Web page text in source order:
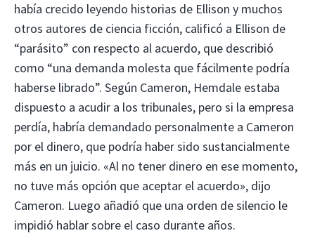
había crecido leyendo historias de Ellison y muchos
otros autores de ciencia ficción, calificó a Ellison de
“parásito” con respecto al acuerdo, que describió
como “una demanda molesta que fácilmente podría
haberse librado”. Según Cameron, Hemdale estaba
dispuesto a acudir a los tribunales, pero si la empresa
perdía, habría demandado personalmente a Cameron
por el dinero, que podría haber sido sustancialmente
más en un juicio. «Al no tener dinero en ese momento,
no tuve más opción que aceptar el acuerdo», dijo
Cameron. Luego añadió que una orden de silencio le
impidió hablar sobre el caso durante años.